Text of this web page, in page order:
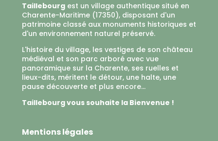
Taillebourgest un village authentique situé en
Charente-Maritime (17350), disposant d'un
patrimoine classé aux monuments historiques et
d'un environnement naturel préservé.
L'histoire du village, les vestiges de son château
médiéval et son parc arboré avec vue
panoramique sur la Charente, ses ruelles et
lieux-dits, méritent le détour, une halte, une
pause découverte et plus encore...
Taillebourg vous souhaite la Bienvenue !
Mentions légales